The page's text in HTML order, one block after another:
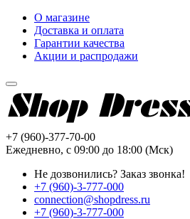
О магазине
Доставка и оплата
Гарантии качества
Акции и распродажи
+7 (960)-377-70-00
Ежедневно, с 09:00 до 18:00 (Мск)
Не дозвонились? Заказ звонка!
+7 (960)-3-777-000
connection@shopdress.ru
+7 (960)-3-777-000